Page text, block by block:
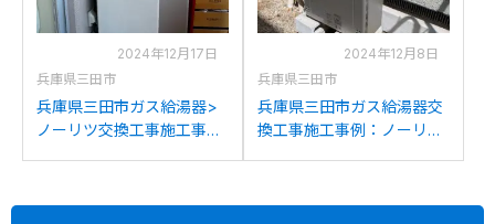
2024年12月17日
兵庫県三田市
兵庫県三田市ガス給湯器>
ノーリツ交換工事施工事
2024年12月8日
兵庫県三田市
兵庫県三田市ガス給湯器交
換工事施工事例：ノーリツ